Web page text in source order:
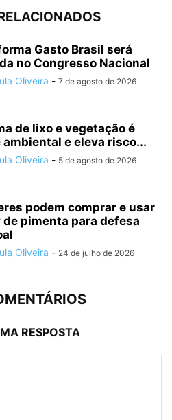
Gasto Brasil será
no Congresso Nacional
Oliveira - 7 de agosto de 2026
de lixo e vegetação é
ambiental e eleva risco...
Oliveira - 5 de agosto de 2026
podem comprar e usar
de pimenta para defesa
Oliveira - 24 de julho de 2026
RESPOSTA